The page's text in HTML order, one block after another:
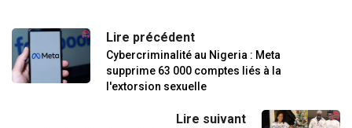
Lire précédent
Cybercriminalité au Nigeria : Meta
supprime 63 000 comptes liés à la
l'extorsion sexuelle
Lire suivant